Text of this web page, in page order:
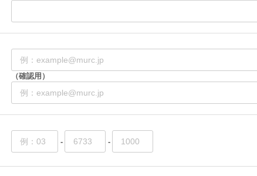
（確認用）
- -